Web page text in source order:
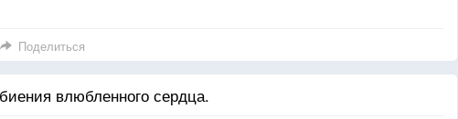
Поделиться
влюбленного сердца.